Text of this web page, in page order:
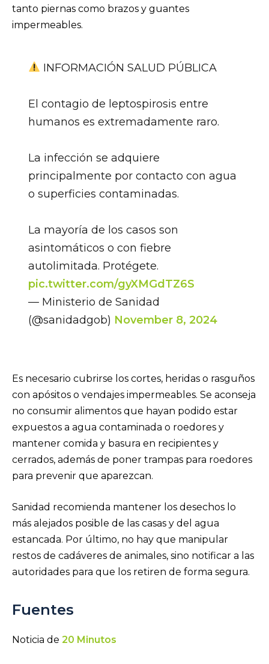
tanto piernas como brazos y guantes
impermeables.
INFORMACIÓN SALUD PÚBLICA
El contagio de leptospirosis entre
humanos es extremadamente raro.
La infección se adquiere
principalmente por contacto con agua
o superficies contaminadas.
La mayoría de los casos son
asintomáticos o con fiebre
autolimitada. Protégete.
pic.twitter.com/gyXMGdTZ6S
— Ministerio de Sanidad
(@sanidadgob) November 8, 2024
Es necesario cubrirse los cortes, heridas o rasguños
con apósitos o vendajes impermeables. Se aconseja
no consumir alimentos que hayan podido estar
expuestos a agua contaminada o roedores y
mantener comida y basura en recipientes y
cerrados, además de poner trampas para roedores
para prevenir que aparezcan.
Sanidad recomienda mantener los desechos lo
más alejados posible de las casas y del agua
estancada. Por último, no hay que manipular
restos de cadáveres de animales, sino notificar a las
autoridades para que los retiren de forma segura.
Fuentes
Noticia de 20 Minutos